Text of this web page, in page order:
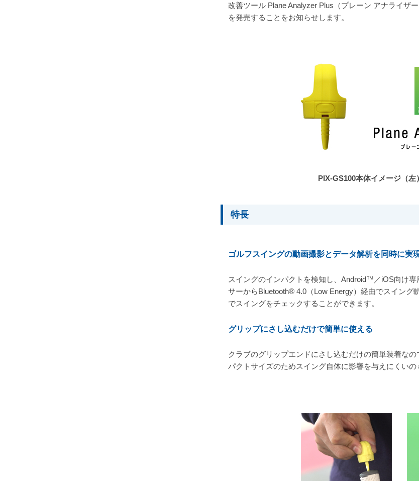
改善ツール Plane Analyzer Plus（プレーン アナライザ
を発売することをお知らせします。
PIX-GS100本体イメージ（左
特長
ゴルフスイングの動画撮影とデータ解析を同時に実
スイングのインパクトを検知し、Android™／iOS向け
サーからBluetooth® 4.0（Low Energy）経由でスイング
でスイングをチェックすることができます。
グリップにさし込むだけで簡単に使える
クラブのグリップエンドにさし込むだけの簡単装着な
パクトサイズのためスイング自体に影響を与えにくいの